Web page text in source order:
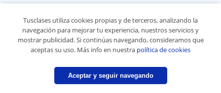
© 2007 - 2026 Tusclases.pe
Mapa web:Profesores particulares
Tusclases utiliza cookies propias y de terceros, analizando la
navegación para mejorar tu experiencia, nuestros servicios y
mostrar publicidad. Si continúas navegando, consideramos que
aceptas su uso. Más info en nuestra política de cookies
Aceptar y seguir navegando